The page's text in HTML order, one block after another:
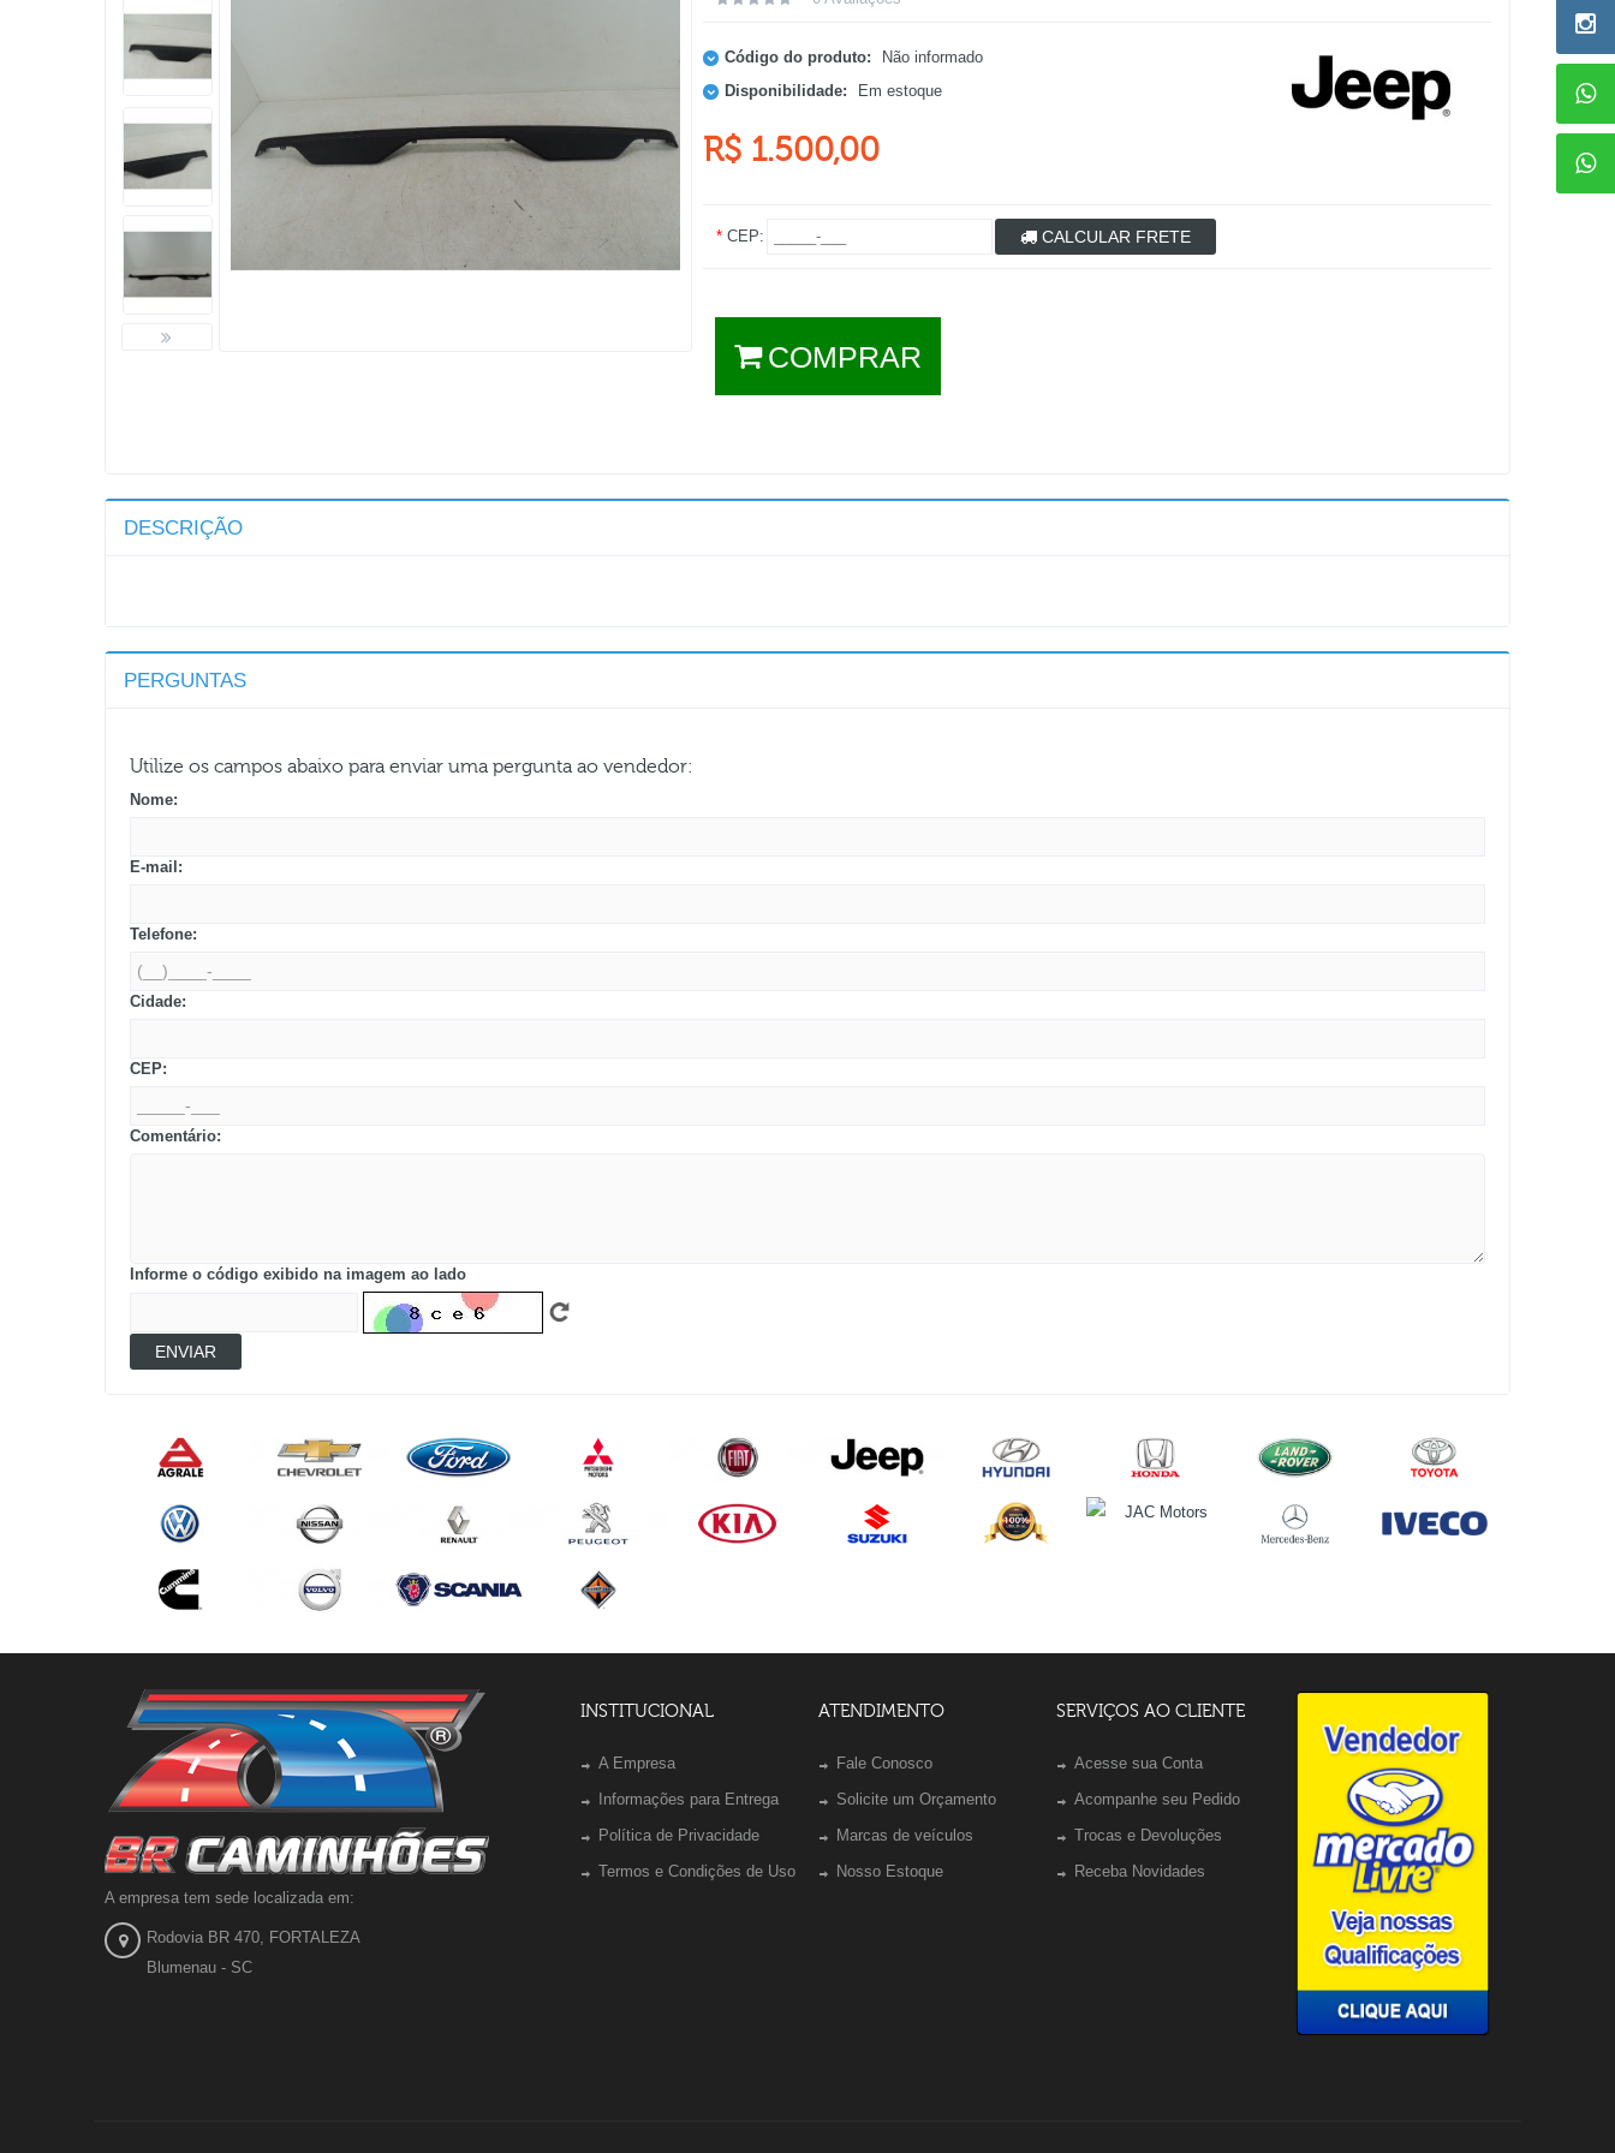
Código do produto:
Não informado
Disponibilidade:
Em estoque
R$ 1.500,00
*CEP: CALCULAR FRETE
COMPRAR
DESCRIÇÃO
PERGUNTAS
Utilize os campos abaixo para enviar uma pergunta ao vendedor:
Nome:
E-mail:
Telefone:
Cidade:
CEP:
Comentário:
Informe o código exibido na imagem ao lado
ENVIAR
A empresa tem sede localizada em:
Rodovia BR 470, FORTALEZA
Blumenau - SC
INSTITUCIONAL
A Empresa
Informações para Entrega
Política de Privacidade
Termos e Condições de Uso
ATENDIMENTO
Fale Conosco
Solicite um Orçamento
Marcas de veículos
Nosso Estoque
SERVIÇOS AO CLIENTE
Acesse sua Conta
Acompanhe seu Pedido
Trocas e Devoluções
Receba Novidades